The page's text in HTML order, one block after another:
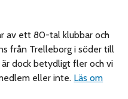
av ett 80-tal klubbar och
från Trelleborg i söder till
är dock betydligt fler och vi
eller inte. Läs om